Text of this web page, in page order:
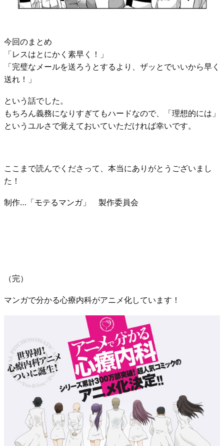
今回のまとめ
「レスはとにかく素早く！」
「完璧なメールを送ろうとするより、ザッとでいいから早く
送れ！」
という話でした。
もちろん義務になりすぎてもハードなので、「理想的には」
というユルさで覚えておいていただければ幸いです。
ここまで読んでくださって、本当にありがとうございまし
た！
制作…「モテるマンガ」 製作委員会
（完）
マンガで分かる心療内科がアニメ化しています！